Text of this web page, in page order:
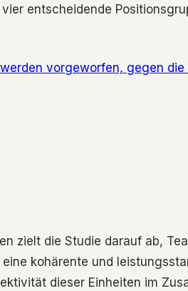
entscheidende
vorgeworfen, gegen die
zielt die Studie darauf ab,
kohärente und
dieser Einheiten im